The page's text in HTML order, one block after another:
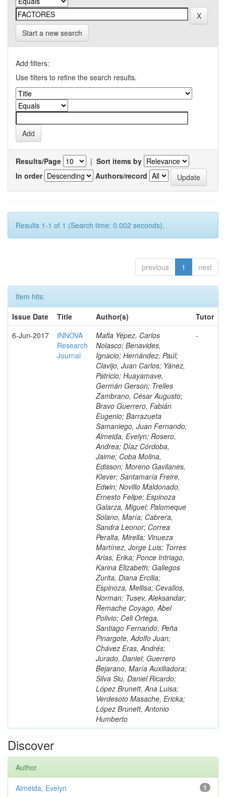
Start a new search
Add filters:
Use filters to refine the search results.
Results/Page | Sort items by
In order
Authors/record
Results 1-1 of 1 (Search time: 0.002 seconds).
previous 1 next
Item hits:
Issue Date
Title Author(s)
Tutor
6-Jun-2017
INNOVA
Research
Journal
Mafla Yépez, Carlos
Nolasco; Benavides,
Ignacio; Hernández, Paúl;
Clavijo, Juan Carlos; Yánez,
Patricio; Huayamave,
Germán Gerson; Trelles
Zambrano, César Augusto;
Bravo Guerrero, Fabián
Eugenio; Barrazueta
Samaniego, Juan Fernando;
Almeida, Evelyn; Rosero,
Andrea; Díaz Córdoba,
Jaime; Coba Molina,
Edisson; Moreno Gavilanes,
Klever; Santamaría Freire,
Edwin; Novillo Maldonado,
Ernesto Felipe; Espinoza
Galarza, Miguel; Palomeque
Solano, María; Cabrera,
Sandra Leonor; Correa
Peralta, Mirella; Vinueza
Martínez, Jorge Luis; Torres
Arias, Erika; Ponce Intriago,
Karina Elizabeth; Gallegos
Zurita, Diana Ercilia;
Espinoza, Mellisa; Cevallos,
Norman; Tusev, Aleksandar;
Remache Coyago, Abel
Polivio; Celi Ortega,
Santiago Fernando; Peña
Pinargote, Adolfo Juan;
Chávez Eras, Andrés;
Jurado, Daniel; Guerrero
Bejarano, María Auxiliadora;
Silva Siu, Daniel Ricardo;
López Brunett, Ana Luisa;
Verdesoto Masache, Ericka;
López Brunett, Antonio
Humberto
-
Discover
Author
1
Almeida, Evelyn